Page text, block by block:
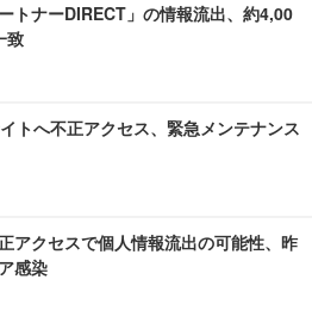
トナーDIRECT」の情報流出、約4,00
致
トへ不正アクセス、緊急メンテナンス
アクセスで個人情報流出の可能性、昨
感染